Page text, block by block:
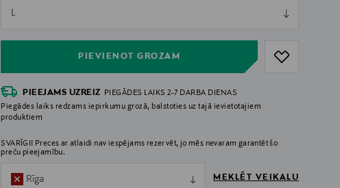
L
PIEVIENOT GROZAM
PIEEJAMS UZREIZ PIEGĀDES LAIKS 2-7 DARBA DIENAS
Piegādes laiks redzams iepirkumu grozā, balstoties uz tajā ievietotajiem
produktiem
SVARĪGI! Preces ar atlaidi nav iespējams rezervēt, jo mēs nevaram garantēt šo
preču pieejamību.
Rīga MEKLĒT VEIKALU